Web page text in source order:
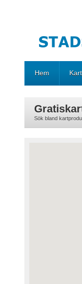
Hem
Sök bland